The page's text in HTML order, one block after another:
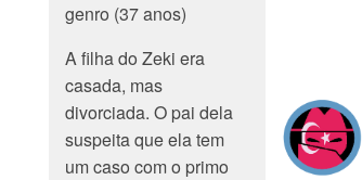
genro (37 anos)
A filha do Zeki era
casada, mas
divorciada. O pai dela
suspeita que ela tem
um caso com o primo